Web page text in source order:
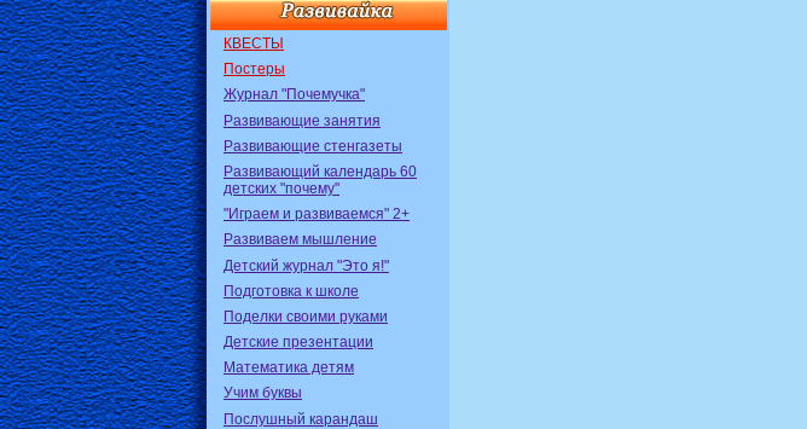
КВЕСТЫ
Постеры
Журнал "Почемучка"
Развивающие занятия
Развивающие стенгазеты
Развивающий календарь 60
детских "почему"
"Играем и развиваемся" 2+
Развиваем мышление
Детский журнал "Это я!"
Подготовка к школе
Поделки своими руками
Детские презентации
Математика детям
Учим буквы
Послушный карандаш